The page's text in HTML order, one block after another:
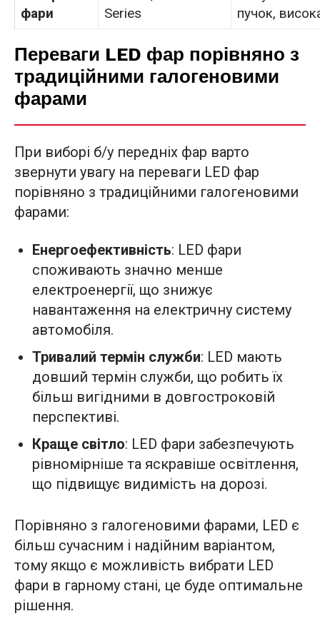
фари
Series
пучок,
Переваги LED фар порівняно з
традиційними галогеновими
фарами
При виборі б/у передніх фар варто
звернути увагу на переваги LED фар
порівняно з традиційними галогеновими
фарами:
Енергоефективність: LED фари
споживають значно менше
електроенергії, що знижує
навантаження на електричну систему
автомобіля.
Тривалий термін служби: LED мають
довший термін служби, що робить їх
більш вигідними в довгостроковій
перспективі.
Краще світло: LED фари забезпечують
рівномірніше та яскравіше освітлення,
що підвищує видимість на дорозі.
Порівняно з галогеновими фарами, LED є
більш сучасним і надійним варіантом,
тому якщо є можливість вибрати LED
фари в гарному стані, це буде оптимальне
рішення.